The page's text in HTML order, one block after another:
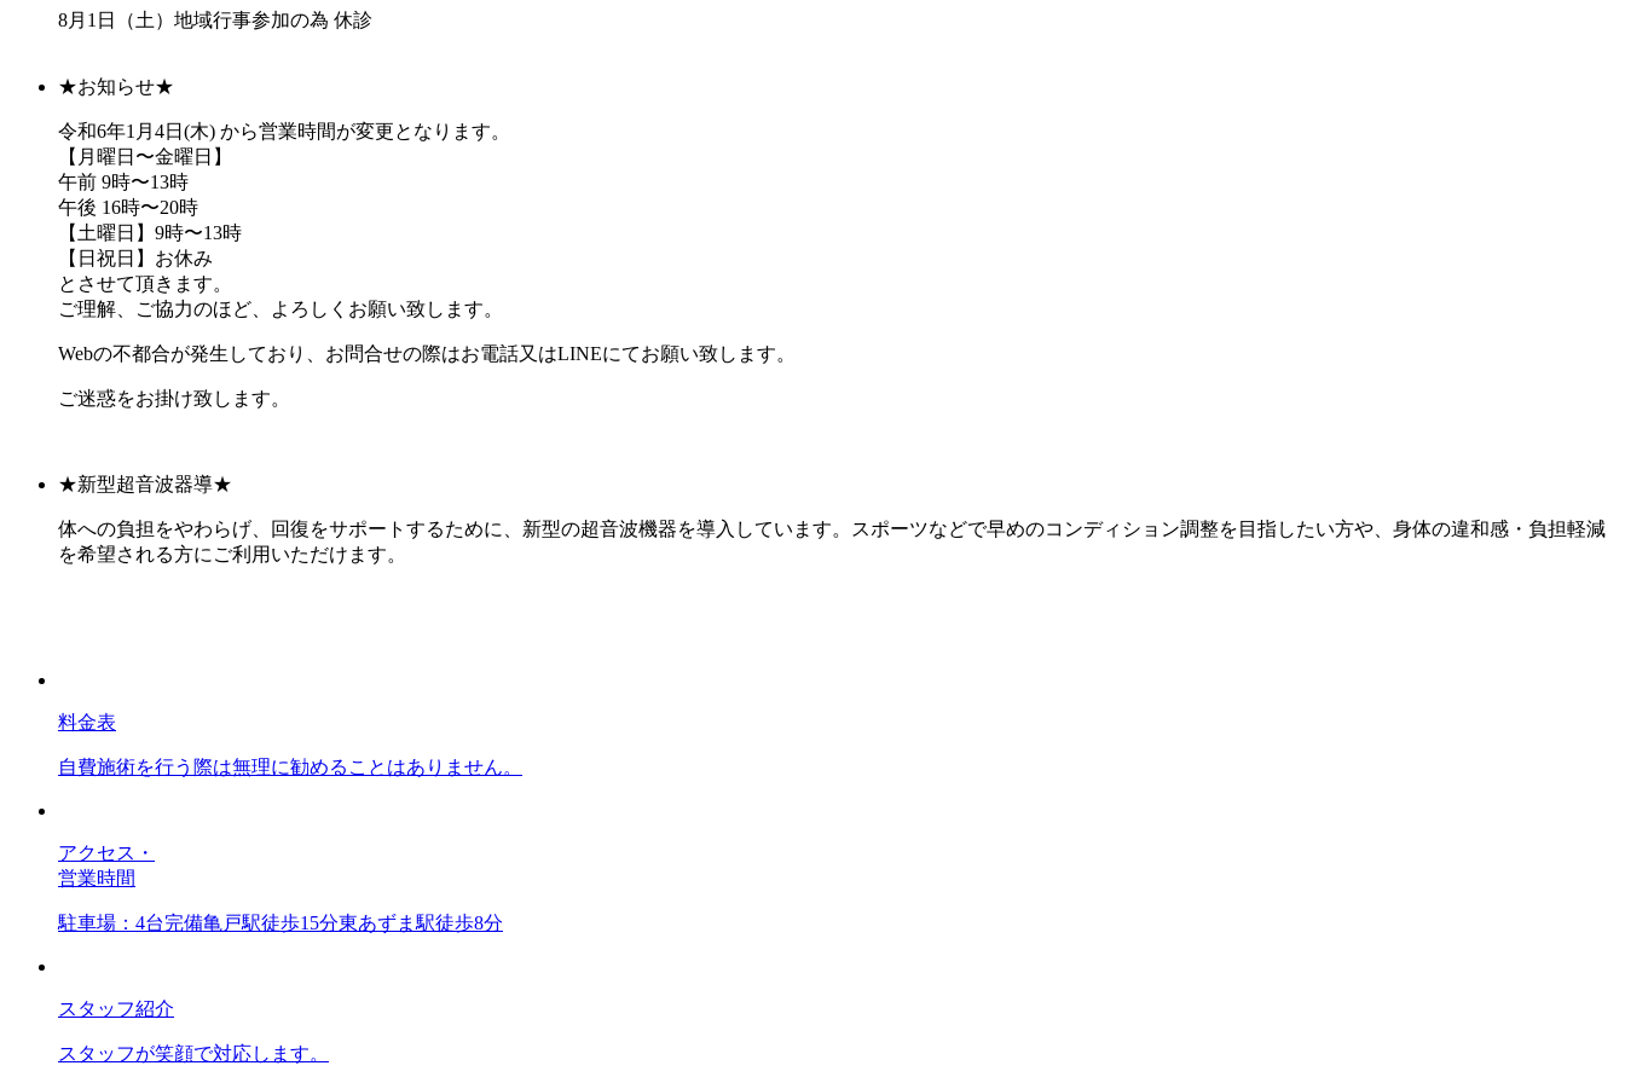
8月1日（土）地域行事参加の為 休診
★お知らせ★
令和6年1月4日(木) から営業時間が変更となります。
【月曜日〜金曜日】
午前 9時〜13時
午後 16時〜20時
【土曜日】9時〜13時
【日祝日】お休み
とさせて頂きます。
ご理解、ご協力のほど、よろしくお願い致します。
Webの不都合が発生しており、お問合せの際はお電話又はLINEにてお願い致します。
ご迷惑をお掛け致します。
★新型超音波器導★
体への負担をやわらげ、回復をサポートするために、新型の超音波機器を導入しています。スポーツなどで早めのコンディション調整を目指したい方や、身体の違和感・負担軽減
を希望される方にご利用いただけます。
料金表
自費施術を行う際は無理に勧めることはありません。
アクセス・
営業時間
駐車場：4台完備亀戸駅徒歩15分東あずま駅徒歩8分
スタッフ紹介
スタッフが笑顔で対応します。